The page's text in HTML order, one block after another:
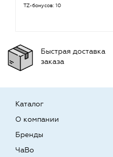
TZ-бонусов: 10
Быстрая доставка
заказа
Каталог
О компании
Бренды
ЧаВо